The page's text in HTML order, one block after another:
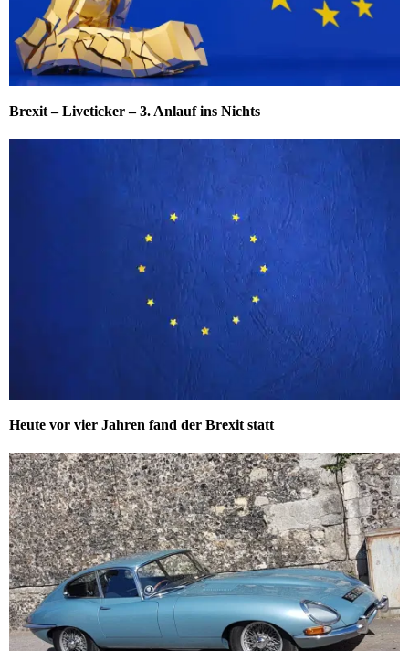
Brexit – Liveticker – 3. Anlauf ins Nichts
Heute vor vier Jahren fand der Brexit statt